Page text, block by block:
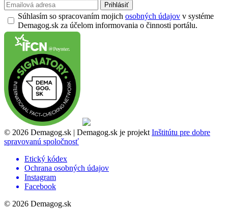
Prihlásiť
Súhlasím so spracovaním mojich osobných údajov v systéme
Demagog.sk za účelom informovania o činnosti portálu.
© 2026 Demagog.sk | Demagog.sk je projekt Inštitútu pre dobre
spravovanú spoločnosť
Etický kódex
Ochrana osobných údajov
Instagram
Facebook
© 2026 Demagog.sk